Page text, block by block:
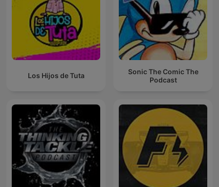
Los Hijos de Tuta
Sonic The Comic The
Podcast